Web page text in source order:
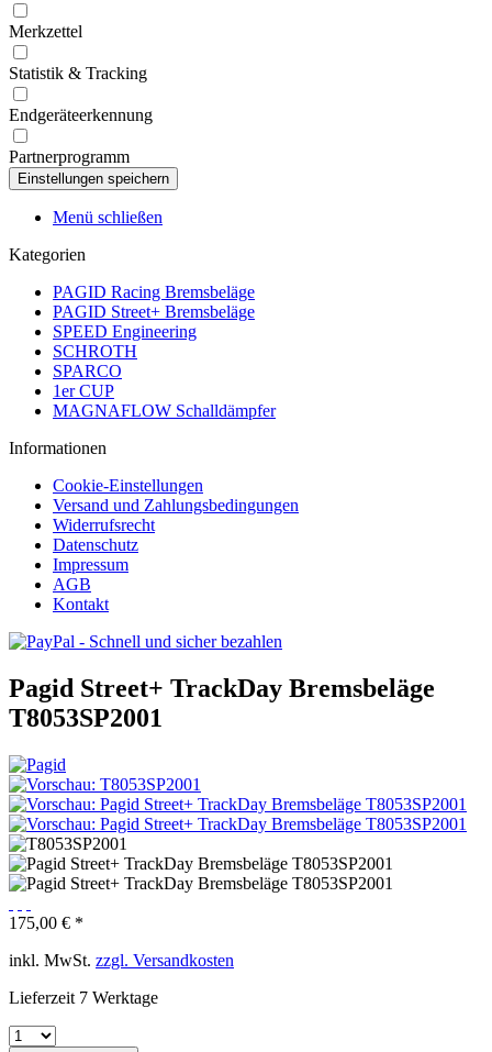
Merkzettel
Statistik & Tracking
Endgeräteerkennung
Partnerprogramm
Menü schließen
Kategorien
PAGID Racing Bremsbeläge
PAGID Street+ Bremsbeläge
SPEED Engineering
SCHROTH
SPARCO
1er CUP
MAGNAFLOW Schalldämpfer
Informationen
Cookie-Einstellungen
Versand und Zahlungsbedingungen
Widerrufsrecht
Datenschutz
Impressum
AGB
Kontakt
Pagid Street+ TrackDay Bremsbeläge
T8053SP2001
175,00 € *
inkl. MwSt. zzgl. Versandkosten
Lieferzeit 7 Werktage